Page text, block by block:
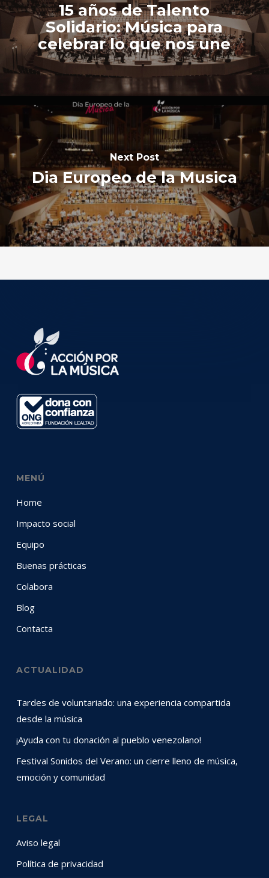
15 años de Talento
Solidario: Música para
celebrar lo que nos une
Next Post
Dia Europeo de la Musica
MENÚ
Home
Impacto social
Equipo
Buenas prácticas
Colabora
Blog
Contacta
ACTUALIDAD
Tardes de voluntariado: una experiencia compartida
desde la música
¡Ayuda con tu donación al pueblo venezolano!
Festival Sonidos del Verano: un cierre lleno de música,
emoción y comunidad
LEGAL
Aviso legal
Política de privacidad